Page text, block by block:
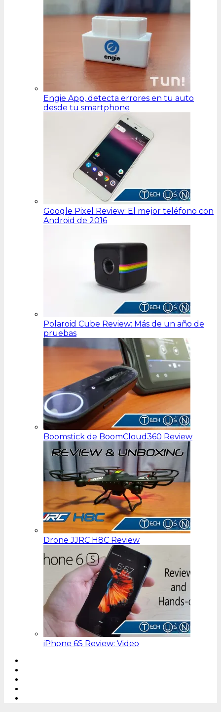
Engie App, detecta errores en tu auto
desde tu smartphone
Google Pixel Review: El mejor teléfono con
Android de 2016
Polaroid Cube Review: Más de un año de
pruebas
Boomstick de BoomCloud360 Review
Drone JJRC H8C Review
iPhone 6S Review: Video